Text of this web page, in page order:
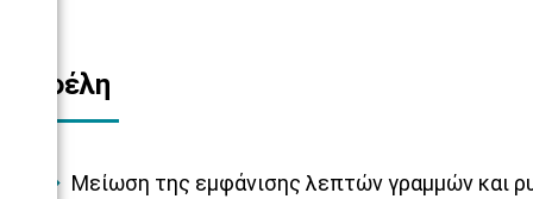
Οφέλη
Μείωση της εμφάνισης λεπτών γραμμών και